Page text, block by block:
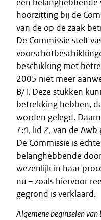
een
hoorzitting bij de
van de op de zaak
De Commissie stelt
beschikking met
2005 niet meer
B/T. Deze stukken
betrekking hebben,
worden gelegd.
7:4, lid 2, van de Awb
De Commissie is
belanghebbende
wezenlijk in haar
nu – zoals hiervoor
gegrond is verklaard.
Algemene beginselen